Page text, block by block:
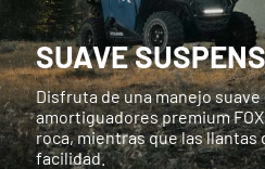
SUAVE
Disfruta de una manejo
amortiguadores premium
roca, mientras que las
facilidad.